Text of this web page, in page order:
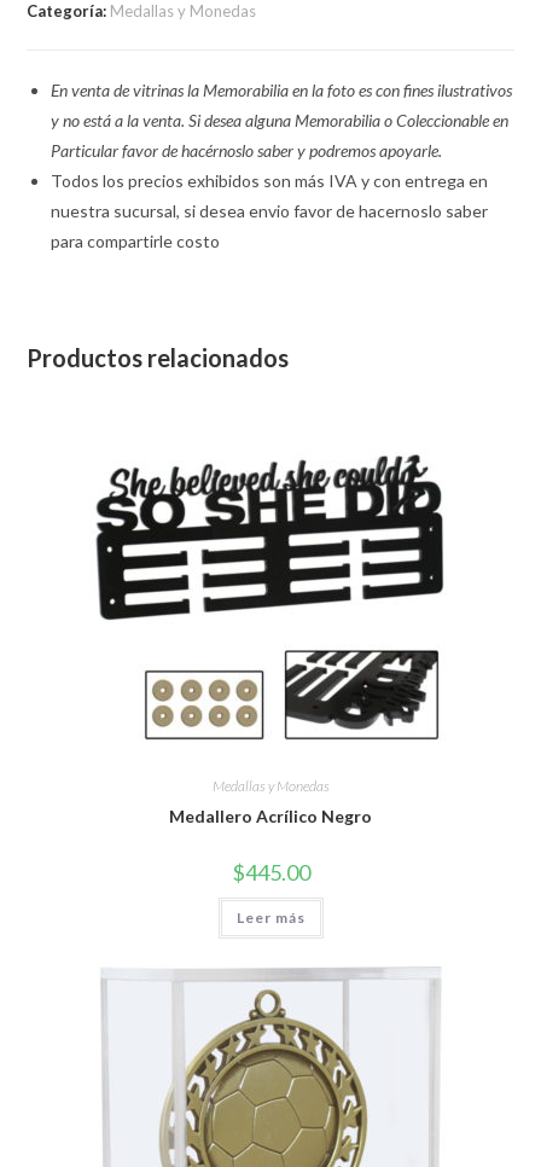
Categoría: Medallas y Monedas
En venta de vitrinas la Memorabilia en la foto es con fines ilustrativos
y no está a la venta. Si desea alguna Memorabilia o Coleccionable en
Particular favor de hacérnoslo saber y podremos apoyarle.
Todos los precios exhibidos son más IVA y con entrega en
nuestra sucursal, si desea envio favor de hacernoslo saber
para compartirle costo
Productos relacionados
Medallas y Monedas
Medallero Acrílico Negro
$445.00
Leer más